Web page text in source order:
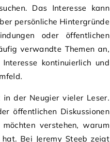
Das Interesse kann
persönliche Hintergründe
oder öffentlichen
verwandte Themen an,
kontinuierlich und
der Neugier vieler Leser.
öffentlichen Diskussionen
verstehen, warum
Bei Jeremy Steeb zeigt